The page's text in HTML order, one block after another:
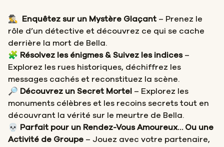
🕵️‍♂️ Enquêtez sur un Mystère Glaçant – Prenez le
rôle d’un détective et découvrez ce qui se cache
derrière la mort de Bella.
🧩 Résolvez les énigmes & Suivez les indices–
Explorez les rues historiques, déchiffrez les
messages cachés et reconstituez la scène.
🔎 Découvrez un Secret Mortel – Explorez les
monuments célèbres et les recoins secrets tout en
découvrant la vérité sur le meurtre de Bella.
💀
Parfait pour un Rendez-Vous Amoureux… Ou une
Activité de Groupe – Jouez avec votre partenaire,